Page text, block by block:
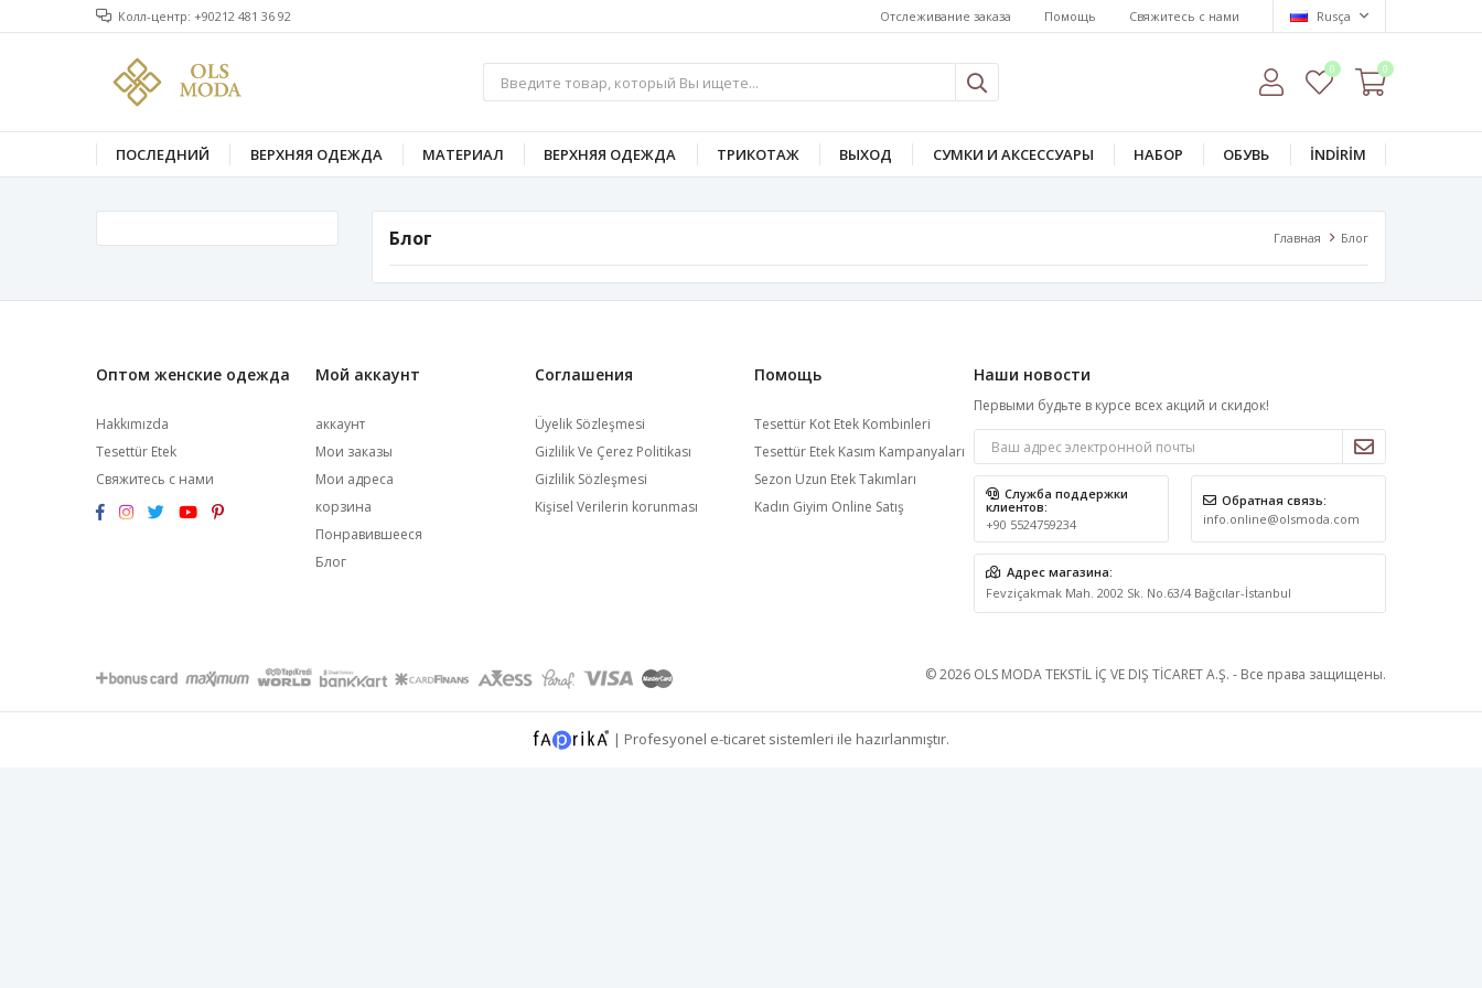
Колл-центр: +90212 481 36 92 Отслеживание заказа Помощь Свяжитесь с нами Rusça
0 0
ПОСЛЕДНИЙ ВЕРХНЯЯ ОДЕЖДА МАТЕРИАЛ ВЕРХНЯЯ ОДЕЖДА ТРИКОТАЖ ВЫХОД СУМКИ И АКСЕССУАРЫ НАБОР ОБУВЬ İNDİRİM
Блог Главная Блог
Оптом женские одежда
Hakkımızda
Tesettür Etek
Свяжитесь с нами
Мой аккаунт
аккаунт
Мои заказы
Мои адреса
корзина
Понравившееся
Блог
Соглашения
Üyelik Sözleşmesi
Gizlilik Ve Çerez Politikası
Gizlilik Sözleşmesi
Kişisel Verilerin korunması
Помощь
Tesettür Kot Etek Kombinleri
Tesettür Etek Kasım Kampanyaları
Sezon Uzun Etek Takımları
Kadın Giyim Online Satış
Наши новости
Первыми будьте в курсе всех акций и скидок!
Служба поддержки
клиентов:
+90 5524759234
Обратная связь:
info.online@olsmoda.com
Адрес магазина:
Fevziçakmak Mah. 2002 Sk. No.63/4 Bağcılar-İstanbul
© 2026 OLS MODA TEKSTİL İÇ VE DIŞ TİCARET A.Ş. - Все права защищены.
| Profesyonel e-ticaret sistemleri ile hazırlanmıştır.